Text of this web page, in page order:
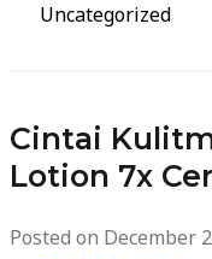
Categories
Uncategorized
Cintai
Lotion 7x
Posted on December